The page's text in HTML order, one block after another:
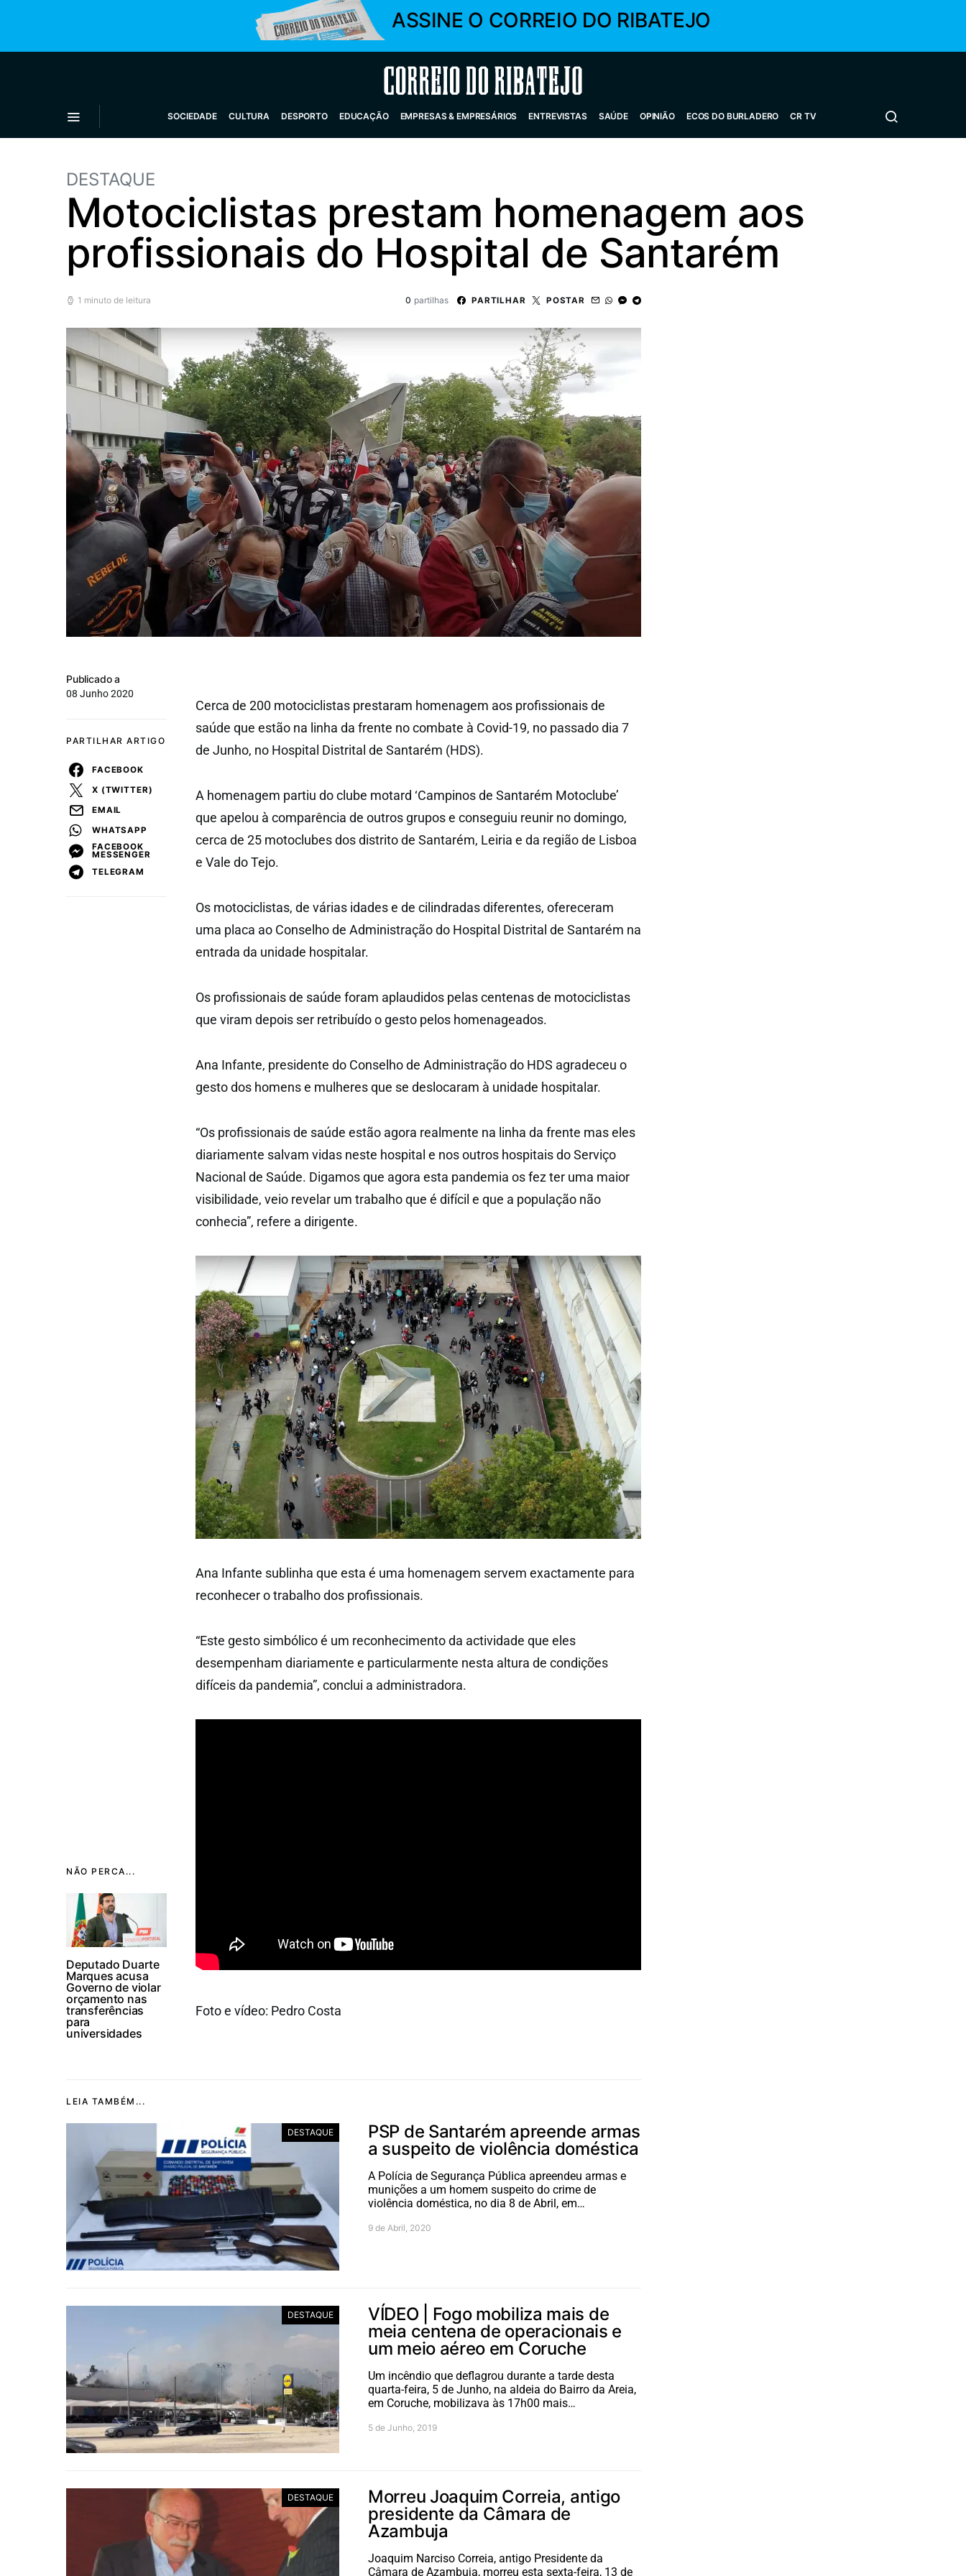
ASSINE O CORREIO DO RIBATEJO
Correio do Ribatejo
SOCIEDADE CULTURA DESPORTO EDUCAÇÃO EMPRESAS & EMPRESÁRIOS ENTREVISTAS SAÚDE OPINIÃO ECOS DO BURLADERO CR TV
DESTAQUE
Motociclistas prestam homenagem aos
profissionais do Hospital de Santarém
1 minuto de leitura 0 partilhas PARTILHAR POSTAR
NÃO PERCA...
Deputado Duarte
Marques acusa
Governo de violar
orçamento nas
transferências
para
universidades
Publicado a
08 Junho 2020
PARTILHAR ARTIGO
FACEBOOK
X (TWITTER)
EMAIL
WHATSAPP
FACEBOOK
MESSENGER
TELEGRAM
Cerca de 200 motociclistas prestaram homenagem aos profissionais de
saúde que estão na linha da frente no combate à Covid-19, no passado dia 7
de Junho, no Hospital Distrital de Santarém (HDS).
A homenagem partiu do clube motard ‘Campinos de Santarém Motoclube’
que apelou à comparência de outros grupos e conseguiu reunir no domingo,
cerca de 25 motoclubes dos distrito de Santarém, Leiria e da região de Lisboa
e Vale do Tejo.
Os motociclistas, de várias idades e de cilindradas diferentes, ofereceram
uma placa ao Conselho de Administração do Hospital Distrital de Santarém na
entrada da unidade hospitalar.
Os profissionais de saúde foram aplaudidos pelas centenas de motociclistas
que viram depois ser retribuído o gesto pelos homenageados.
Ana Infante, presidente do Conselho de Administração do HDS agradeceu o
gesto dos homens e mulheres que se deslocaram à unidade hospitalar.
“Os profissionais de saúde estão agora realmente na linha da frente mas eles
diariamente salvam vidas neste hospital e nos outros hospitais do Serviço
Nacional de Saúde. Digamos que agora esta pandemia os fez ter uma maior
visibilidade, veio revelar um trabalho que é difícil e que a população não
conhecia”, refere a dirigente.
Ana Infante sublinha que esta é uma homenagem servem exactamente para
reconhecer o trabalho dos profissionais.
“Este gesto simbólico é um reconhecimento da actividade que eles
desempenham diariamente e particularmente nesta altura de condições
difíceis da pandemia”, conclui a administradora.
Foto e vídeo: Pedro Costa
LEIA TAMBÉM...
DESTAQUE
PSP de Santarém apreende armas
a suspeito de violência doméstica
A Polícia de Segurança Pública apreendeu armas e
munições a um homem suspeito do crime de
violência doméstica, no dia 8 de Abril, em…
9 de Abril, 2020
DESTAQUE
VÍDEO | Fogo mobiliza mais de
meia centena de operacionais e
um meio aéreo em Coruche
Um incêndio que deflagrou durante a tarde desta
quarta-feira, 5 de Junho, na aldeia do Bairro da Areia,
em Coruche, mobilizava às 17h00 mais…
5 de Junho, 2019
DESTAQUE
Morreu Joaquim Correia, antigo
presidente da Câmara de
Azambuja
Joaquim Narciso Correia, antigo Presidente da
Câmara de Azambuja, morreu esta sexta-feira, 13 de